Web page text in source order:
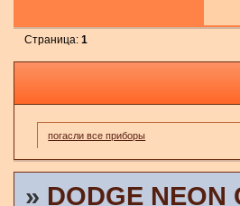
Страница:1
погасли все приборы
» DODGE NEON